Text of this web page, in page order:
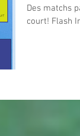
Des matchs
court! Flash